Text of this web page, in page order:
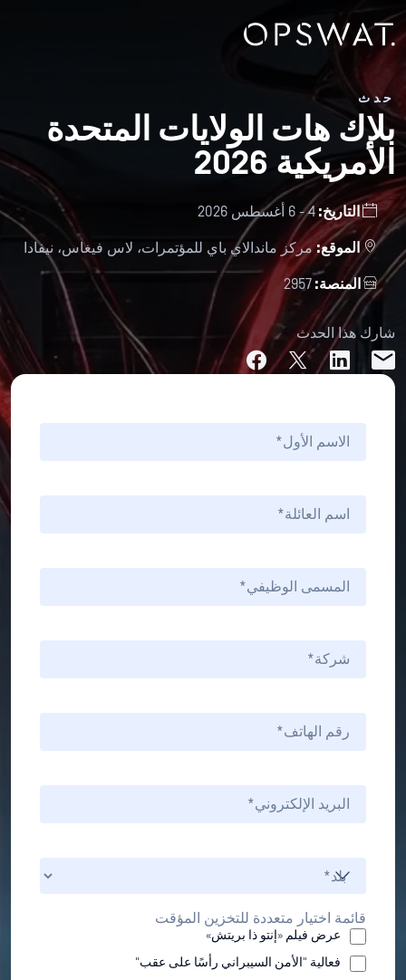
حدث
بلاك هات الولايات المتحدة
الأمريكية 2026
التاريخ: 4 - 6 أغسطس 2026
الموقع:مركز ماندالاي باي للمؤتمرات، لاس فيغاس، نيفادا
المنصة: 2957
شارك هذا الحدث
قائمة اختيار متعددة للتخزين المؤقت
عرض فيلم «إنتو ذا بريتش»
فعالية "الأمن السيبراني رأسًا على عقب"